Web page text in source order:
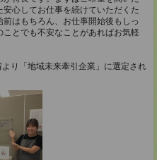
心してお仕事を続けていただくた
はもちろん、お仕事開始後もしっ
とでも不安なことがあればお気軽
り「地域未来牽引企業」に選定され